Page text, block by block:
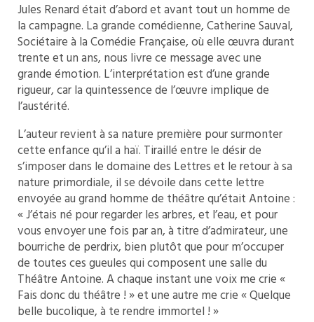
Jules Renard était d’abord et avant tout un homme de
la campagne. La grande comédienne, Catherine Sauval,
Sociétaire à la Comédie Française, où elle œuvra durant
trente et un ans, nous livre ce message avec une
grande émotion. L’interprétation est d’une grande
rigueur, car la quintessence de l’œuvre implique de
l’austérité.
L’auteur revient à sa nature première pour surmonter
cette enfance qu’il a haï. Tiraillé entre le désir de
s’imposer dans le domaine des Lettres et le retour à sa
nature primordiale, il se dévoile dans cette lettre
envoyée au grand homme de théâtre qu’était Antoine :
« J’étais né pour regarder les arbres, et l’eau, et pour
vous envoyer une fois par an, à titre d’admirateur, une
bourriche de perdrix, bien plutôt que pour m’occuper
de toutes ces gueules qui composent une salle du
Théâtre Antoine. A chaque instant une voix me crie «
Fais donc du théâtre ! » et une autre me crie « Quelque
belle bucolique, à te rendre immortel ! »